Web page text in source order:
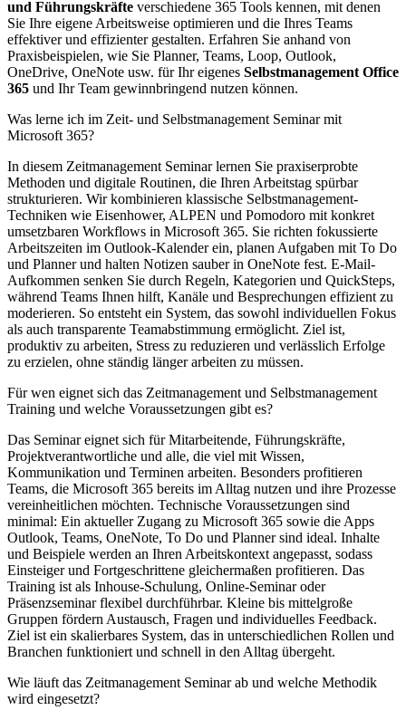
und Führungskräfte verschiedene 365 Tools kennen, mit denen
Sie Ihre eigene Arbeitsweise optimieren und die Ihres Teams
effektiver und effizienter gestalten. Erfahren Sie anhand von
Praxisbeispielen, wie Sie Planner, Teams, Loop, Outlook,
OneDrive, OneNote usw. für Ihr eigenes Selbstmanagement Office
365 und Ihr Team gewinnbringend nutzen können.
Was lerne ich im Zeit- und Selbstmanagement Seminar mit
Microsoft 365?
In diesem Zeitmanagement Seminar lernen Sie praxiserprobte
Methoden und digitale Routinen, die Ihren Arbeitstag spürbar
strukturieren. Wir kombinieren klassische Selbstmanagement-
Techniken wie Eisenhower, ALPEN und Pomodoro mit konkret
umsetzbaren Workflows in Microsoft 365. Sie richten fokussierte
Arbeitszeiten im Outlook‑Kalender ein, planen Aufgaben mit To Do
und Planner und halten Notizen sauber in OneNote fest. E‑Mail-
Aufkommen senken Sie durch Regeln, Kategorien und QuickSteps,
während Teams Ihnen hilft, Kanäle und Besprechungen effizient zu
moderieren. So entsteht ein System, das sowohl individuellen Fokus
als auch transparente Teamabstimmung ermöglicht. Ziel ist,
produktiv zu arbeiten, Stress zu reduzieren und verlässlich Erfolge
zu erzielen, ohne ständig länger arbeiten zu müssen.
Für wen eignet sich das Zeitmanagement und Selbstmanagement
Training und welche Voraussetzungen gibt es?
Das Seminar eignet sich für Mitarbeitende, Führungskräfte,
Projektverantwortliche und alle, die viel mit Wissen,
Kommunikation und Terminen arbeiten. Besonders profitieren
Teams, die Microsoft 365 bereits im Alltag nutzen und ihre Prozesse
vereinheitlichen möchten. Technische Voraussetzungen sind
minimal: Ein aktueller Zugang zu Microsoft 365 sowie die Apps
Outlook, Teams, OneNote, To Do und Planner sind ideal. Inhalte
und Beispiele werden an Ihren Arbeitskontext angepasst, sodass
Einsteiger und Fortgeschrittene gleichermaßen profitieren. Das
Training ist als Inhouse-Schulung, Online-Seminar oder
Präsenzseminar flexibel durchführbar. Kleine bis mittelgroße
Gruppen fördern Austausch, Fragen und individuelles Feedback.
Ziel ist ein skalierbares System, das in unterschiedlichen Rollen und
Branchen funktioniert und schnell in den Alltag übergeht.
Wie läuft das Zeitmanagement Seminar ab und welche Methodik
wird eingesetzt?